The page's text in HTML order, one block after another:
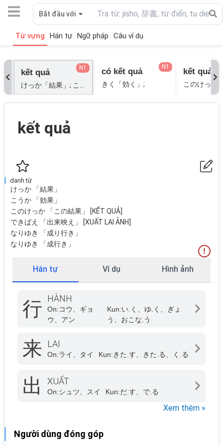
Bắt đầu với
Từ vựng Hán tự Ngữ pháp Câu ví dụ
kết quả N1 có kết quả
きく「効く」;
N1 kết quả là
kết quả
danh từ
けっか 「結果」
こうか 「効果」
このけっか 「この結果」 [KẾT QUẢ]
できばえ 「出来映え」 [XUẤT LAI ẢNH]
なりゆき 「成り行き」
なりゆき 「成行き」
Hán tự Ví dụ Hình ảnh
行 HÀNH
On:コウ、ギョ
ウ、アン
Kun:い.く、ゆ.く、ぎょ
う、おこな.う
来 LAI
On:ライ、タイ Kun:きた.す、きた.る、く.る
出 XUẤT
On:シュツ、スイ Kun:だ.す、で.る
Xem thêm »
Người dùng đóng góp